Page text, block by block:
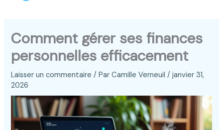
Comment gérer ses finances
personnelles efficacement
Laisser un commentaire / ParCamille Verneuil/janvier 31,
2026